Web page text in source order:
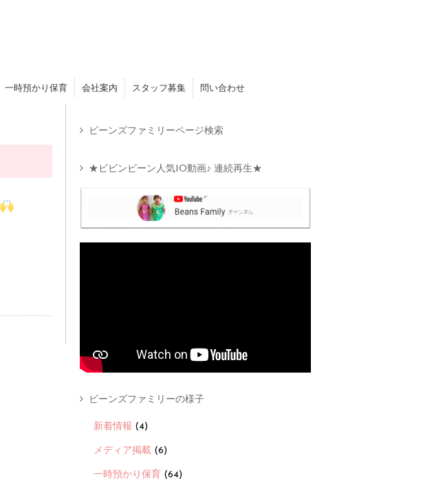
一時預かり保育 会社案内 スタッフ募集 問い合わせ
ビーンズファミリーページ検索
★ビビンビーン人気10動画♪ 連続再生★
ビーンズファミリーの様子
新着情報 (4)
メディア掲載 (6)
一時預かり保育 (64)